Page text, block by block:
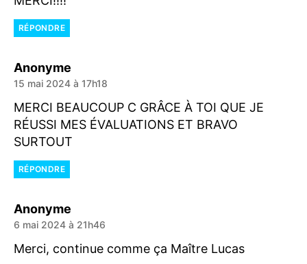
RÉPONDRE
Anonyme
15 mai 2024 à 17h18
MERCI BEAUCOUP C GRÂCE À TOI QUE JE
RÉUSSI MES ÉVALUATIONS ET BRAVO
SURTOUT
RÉPONDRE
Anonyme
6 mai 2024 à 21h46
Merci, continue comme ça Maître Lucas